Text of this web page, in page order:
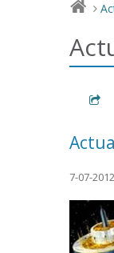
>
7-07-2012